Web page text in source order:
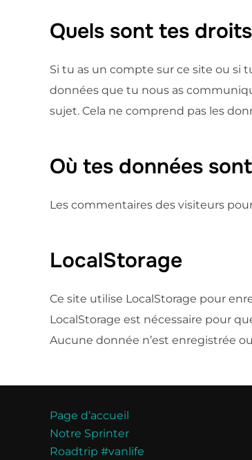
Quels sont tes
Si tu as un compte sur ce site ou si
données que tu nous as
sujet. Cela ne comprend pas les
Où tes données
Les commentaires des visiteurs
LocalStorage
Ce site utilise LocalStorage pour
LocalStorage est nécessaire pour
Aucune donnée n’est enregistrée
Page d’accueil
Notre Sprinter
Roadtrip #vanlife